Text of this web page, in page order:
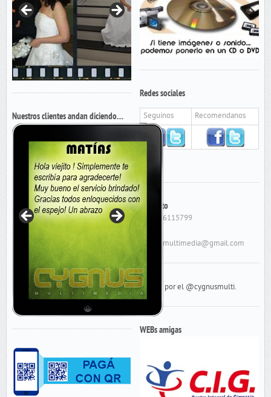
Nuestros clientes andan diciendo… Redes sociales
Seguinos Recomendanos
Contacto
E-Mail:
cygnusmultimedia@gmail.com
Tweets por el @cygnusmulti.